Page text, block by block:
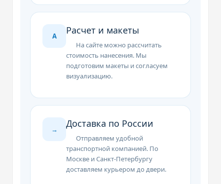
A Расчет и макеты
На сайте можно рассчитать
стоимость нанесения. Мы
подготовим макеты и согласуем
визуализацию.
→ Доставка по России
Отправляем удобной
транспортной компанией. По
Москве и Санкт-Петербургу
доставляем курьером до двери.